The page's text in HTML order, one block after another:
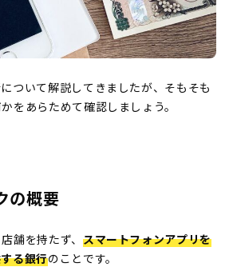
ついて解説してきましたが、そもそも
をあらためて確認しましょう。
の概要
舗を持たず、 スマートフォンアプリを
る銀行のことです。